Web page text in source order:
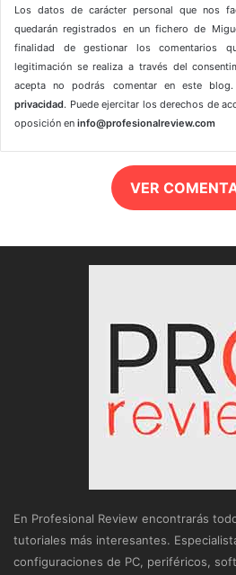
Los datos de carácter personal que nos
quedarán registrados en un fichero de
finalidad de gestionar los comentarios
legitimación se realiza a través del
acepta no podrás comentar en este blog.
privacidad. Puede ejercitar los derechos de
oposición en info@profesionalreview.com
VER
En Profesional Review encontrarás
tutoriales más interesantes.
configuraciones de PC, periféricos,